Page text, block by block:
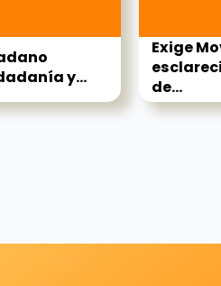
y...
Exige
de...